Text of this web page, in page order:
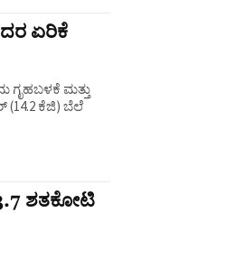
ದರ ಏರಿಕೆ
ಗೃಹಬಳಕೆ ಮತ್ತು
3.7 ಶತಕೋಟಿ